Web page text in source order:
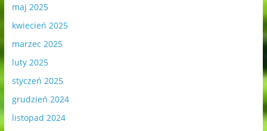
maj 2025
kwiecień 2025
marzec 2025
luty 2025
styczeń 2025
grudzień 2024
listopad 2024